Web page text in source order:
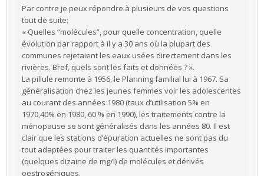
Par contre je peux répondre à plusieurs de vos questions
tout de suite:
« Quelles “molécules”, pour quelle concentration, quelle
évolution par rapport à il y a 30 ans où la plupart des
communes rejetaient les eaux usées directement dans les
rivières. Bref, quels sont les faits et données ? ».
La pillule remonte à 1956, le Planning familial lui à 1967. Sa
généralisation chez les jeunes femmes voir les adolescentes
au courant des années 1980 (taux d’utilisation 5% en
1970,40% en 1980, 60 % en 1990), les traitements contre la
ménopause se sont généralisés dans les années 80. Il est
clair que les stations d’épuration actuelles ne sont pas du
tout adaptées pour traiter les quantités importantes
(quelques dizaine de mg/l) de molécules et dérivés
oestrogéniques.